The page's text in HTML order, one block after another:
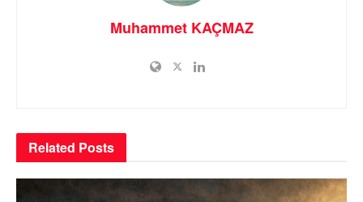
Muhammet KAÇMAZ
Related Posts